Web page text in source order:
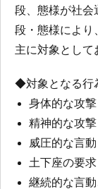
段、態様が社会
段・態様により
主に対象として
◆対象となる行
身体的な攻撃
精神的な攻
威圧的な言動
土下座の要求
継続的な言